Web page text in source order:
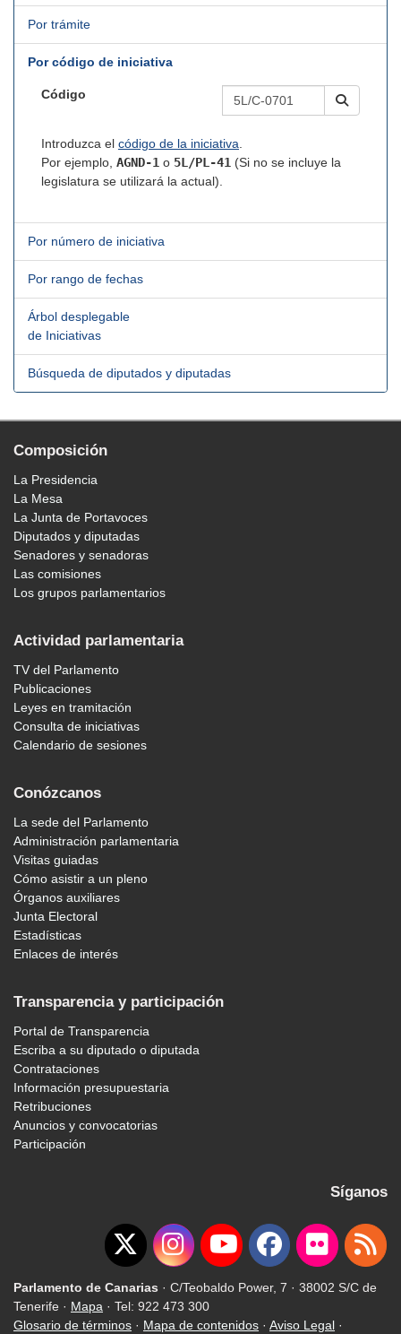
Por trámite
Por código de iniciativa
Código
Introduzca el código de la iniciativa.
Por ejemplo, AGND-1 o 5L/PL-41 (Si no se incluye la
legislatura se utilizará la actual).
Por número de iniciativa
Por rango de fechas
Árbol desplegable
de Iniciativas
Búsqueda de diputados y diputadas
Composición
La Presidencia
La Mesa
La Junta de Portavoces
Diputados y diputadas
Senadores y senadoras
Las comisiones
Los grupos parlamentarios
Actividad parlamentaria
TV del Parlamento
Publicaciones
Leyes en tramitación
Consulta de iniciativas
Calendario de sesiones
Conózcanos
La sede del Parlamento
Administración parlamentaria
Visitas guiadas
Cómo asistir a un pleno
Órganos auxiliares
Junta Electoral
Estadísticas
Enlaces de interés
Transparencia y participación
Portal de Transparencia
Escriba a su diputado o diputada
Contrataciones
Información presupuestaria
Retribuciones
Anuncios y convocatorias
Participación
Síganos
Parlamento de Canarias · C/Teobaldo Power, 7 · 38002 S/C de
Tenerife · Mapa · Tel: 922 473 300
Glosario de términos · Mapa de contenidos · Aviso Legal ·